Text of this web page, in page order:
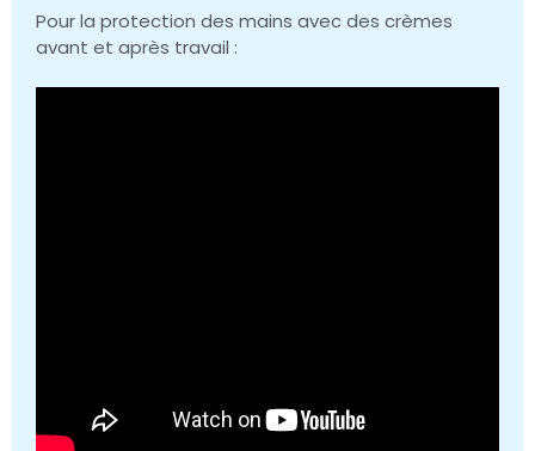
Pour la protection des mains avec des crèmes
avant et après travail :